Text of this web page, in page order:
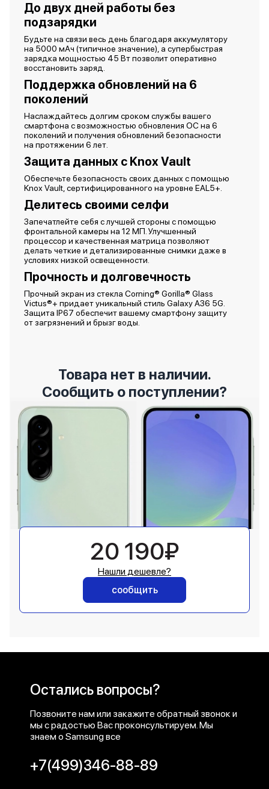
До двух дней работы без
подзарядки
Будьте на связи весь день благодаря аккумулятору
на 5000 мАч (типичное значение), а супербыстрая
зарядка мощностью 45 Вт позволит оперативно
восстановить заряд.
Поддержка обновлений на 6
поколений
Наслаждайтесь долгим сроком службы вашего
смартфона с возможностью обновления ОС на 6
поколений и получения обновлений безопасности
на протяжении 6 лет.
Защита данных с Knox Vault
Обеспечьте безопасность своих данных с помощью
Knox Vault, сертифицированного на уровне EAL5+.
Делитесь своими селфи
Запечатлейте себя с лучшей стороны с помощью
фронтальной камеры на 12 МП. Улучшенный
процессор и качественная матрица позволяют
делать четкие и детализированные снимки даже в
условиях низкой освещенности.
Прочность и долговечность
Прочный экран из стекла Corning® Gorilla® Glass
Victus®+ придает уникальный стиль Galaxy A36 5G.
Защита IP67 обеспечит вашему смартфону защиту
от загрязнений и брызг воды.
Товара нет в наличии.
Сообщить о поступлении?
20 190₽
Нашли дешевле?
сообщить
Остались вопросы?
Позвоните нам или закажите обратный звонок и
мы с радостью Вас проконсультируем. Мы
знаем о Samsung все
+7(499)346-88-89